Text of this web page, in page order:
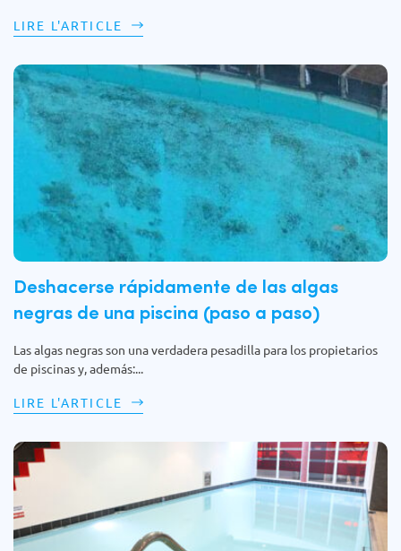
LIRE L'ARTICLE
Deshacerse rápidamente de las algas
negras de una piscina (paso a paso)
Las algas negras son una verdadera pesadilla para los propietarios
de piscinas y, además:...
LIRE L'ARTICLE